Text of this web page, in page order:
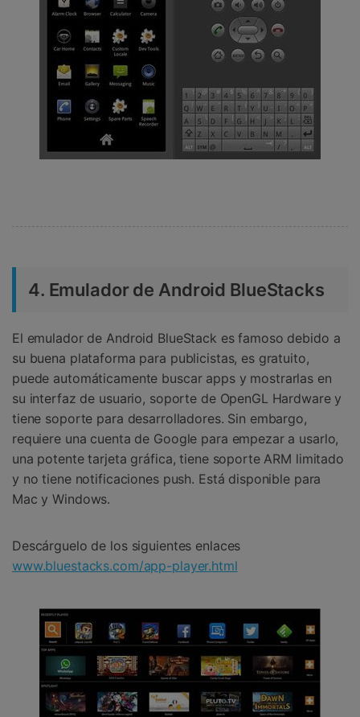
4. Emulador de Android BlueStacks
El emulador de Android BlueStack es famoso debido a
su buena plataforma para publicistas, es gratuito,
puede automáticamente buscar apps y mostrarlas en
su interfaz de usuario, soporte de OpenGL Hardware y
tiene soporte para desarrolladores. Sin embargo,
requiere una cuenta de Google para empezar a usarlo,
una potente tarjeta gráfica, tiene soporte ARM limitado
y no tiene notificaciones push. Está disponible para
Mac y Windows.
Descárguelo de los siguientes enlaces
www.bluestacks.com/app-player.html